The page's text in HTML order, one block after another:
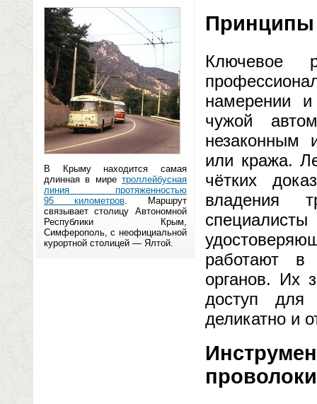
В Крыму находится самая
длинная в мире троллейбусная
линия протяженностью
95 километров. Маршрут
связывает столицу Автономной
Республики Крым,
Симферополь, с неофициальной
курортной столицей — Ялтой.
Принципы
Ключевое
намерении
чужой
незаконным
или кража.
чётких
владения
работают в
органов. Их
доступ для
деликатно и